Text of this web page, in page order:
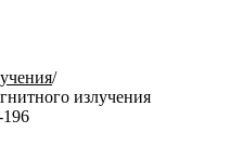
/
излучения